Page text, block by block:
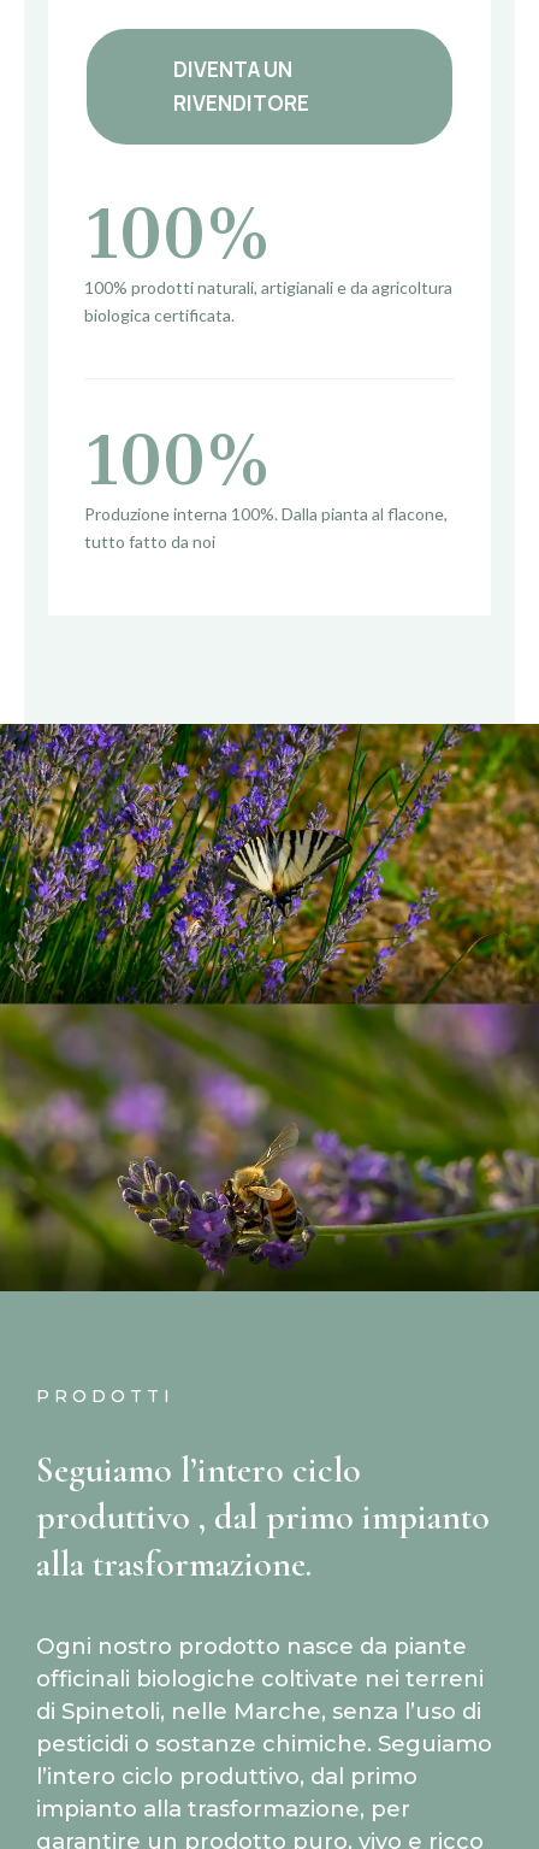
DIVENTA UN
RIVENDITORE
100%
100% prodotti naturali, artigianali e da agricoltura
biologica certificata.
100%
Produzione interna 100%. Dalla piantaal flacone,
tutto fatto da noi
PRODOTTI
Seguiamo l’intero ciclo
produttivo , dal primo impianto
alla trasformazione.
Ogni nostro prodotto nasce da piante
officinali biologiche coltivate nei terreni
di Spinetoli, nelle Marche, senza l’uso di
pesticidi o sostanze chimiche. Seguiamo
l’intero ciclo produttivo, dal primo
impianto alla trasformazione, per
garantire un prodotto puro, vivo e ricco